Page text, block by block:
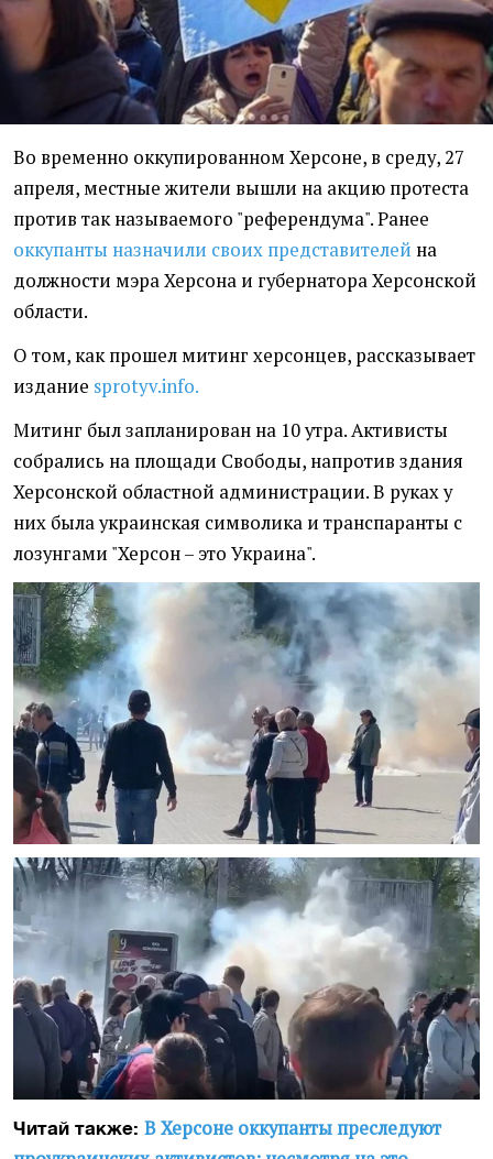
Во временно оккупированном Херсоне, в среду, 27
апреля, местные жители вышли на акцию протеста
против так называемого "референдума". Ранее
оккупанты назначили своих представителей на
должности мэра Херсона и губернатора Херсонской
области.
О том, как прошел митинг херсонцев, рассказывает
издание sprotyv.info.
Митинг был запланирован на 10 утра. Активисты
собрались на площади Свободы, напротив здания
Херсонской областной администрации. В руках у
них была украинская символика и транспаранты с
лозунгами "Херсон – это Украина".
Читай также: В Херсоне оккупанты преследуют